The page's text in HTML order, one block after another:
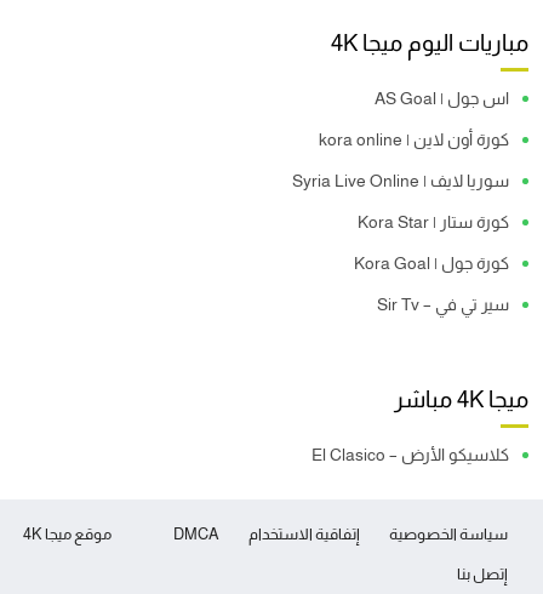
مباريات اليوم ميجا 4K
اس جول | AS Goal
كورة أون لاين | kora online
سوريا لايف | Syria Live Online
كورة ستار | Kora Star
كورة جول | Kora Goal
سير تي في – Sir Tv
ميجا 4K مباشر
كلاسيكو الأرض – El Clasico
موقع ميجا 4K سياسة الخصوصية إتفاقية الاستخدام DMCA
إتصل بنا